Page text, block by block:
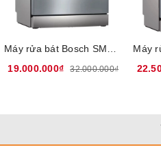
Kích thước sản phẩm Rộng:
Thương hiệu: SUNHOUSE
Xuất xứ: Malaysia
19.000.000₫
32.000.000₫